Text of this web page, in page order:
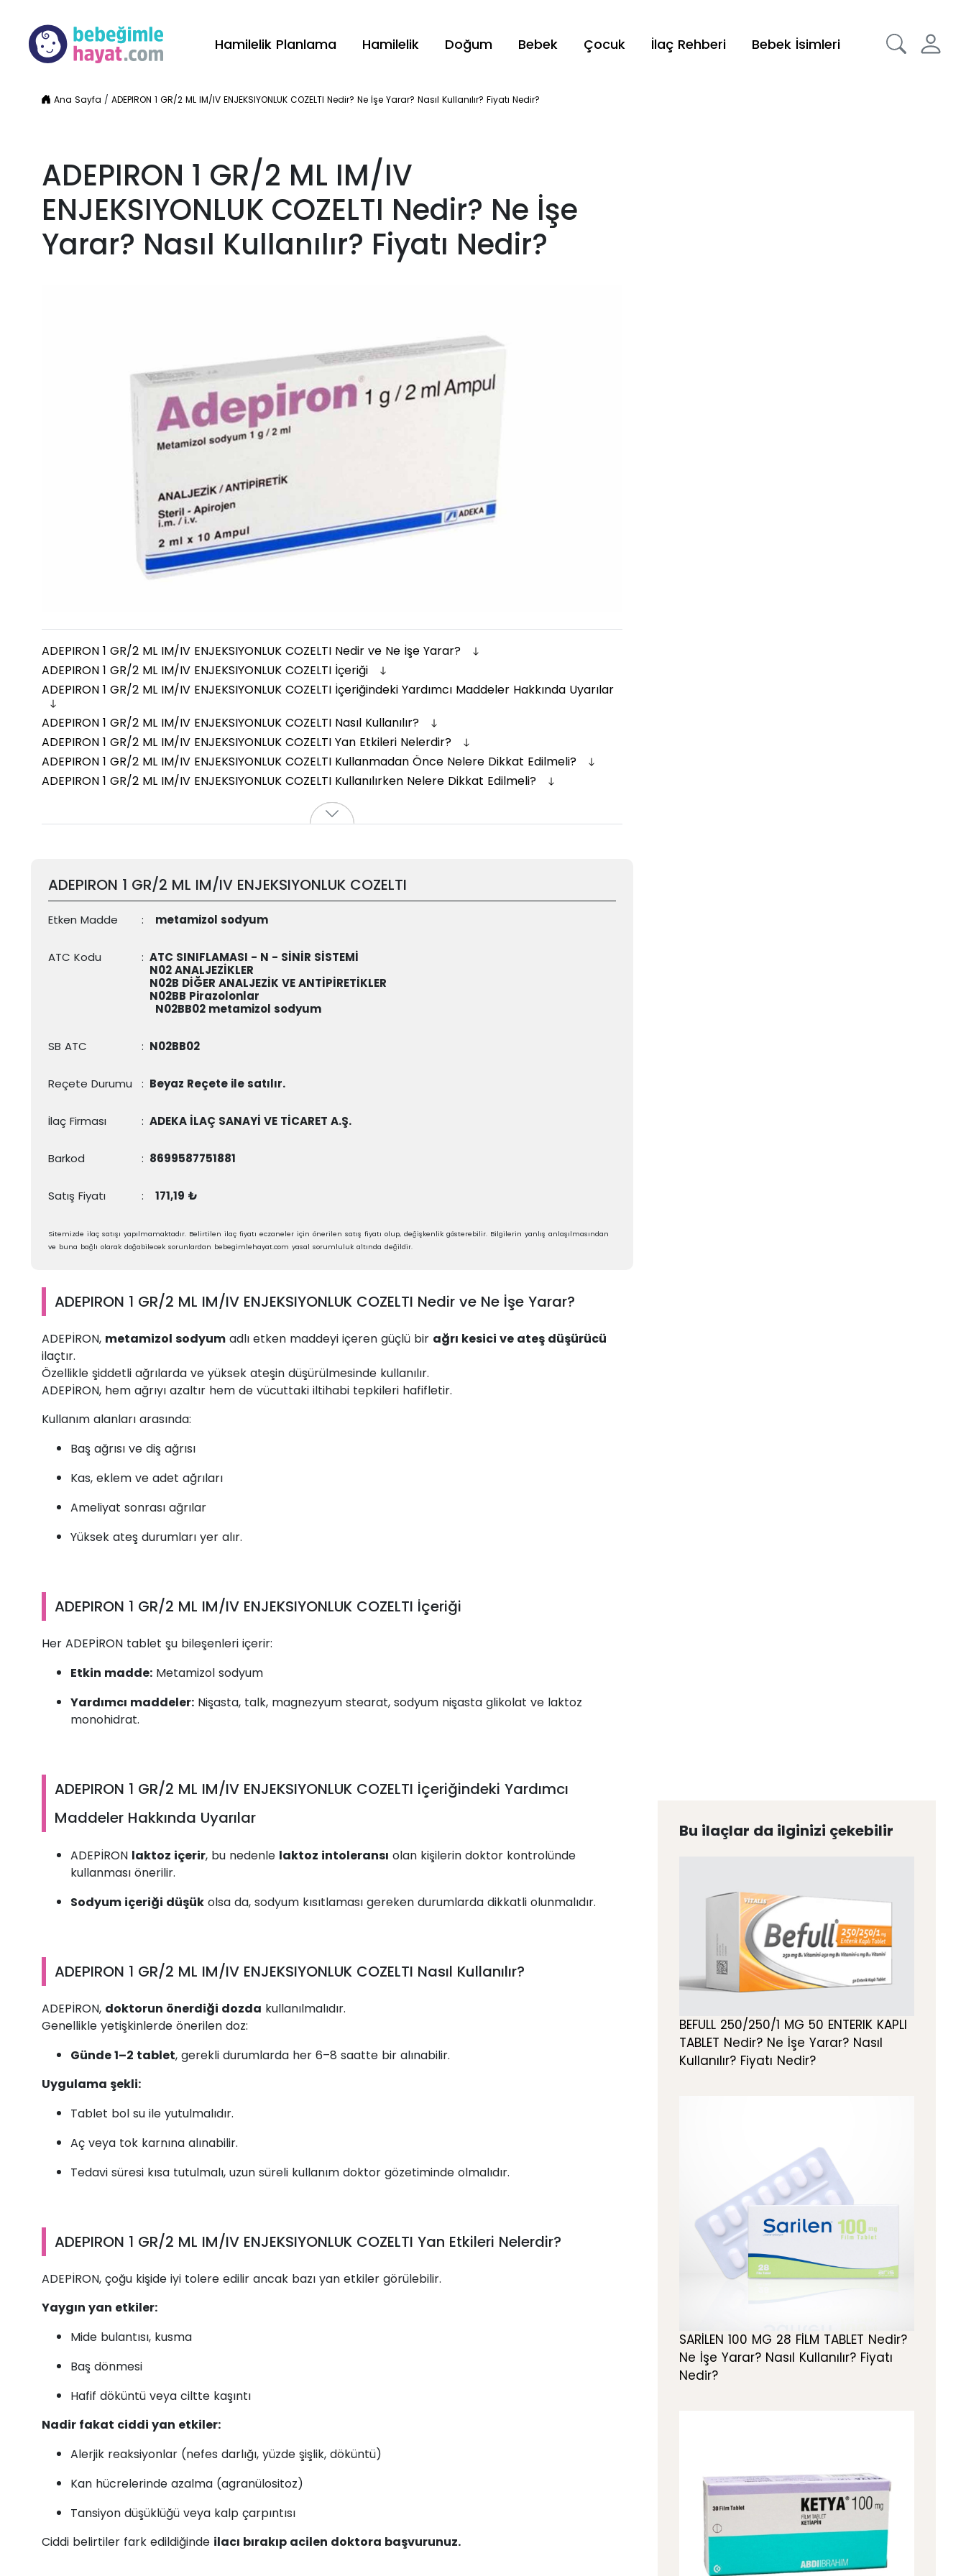
Hamilelik Planlama Hamilelik Doğum Bebek Çocuk İlaç Rehberi Bebek İsimleri
Ana Sayfa /ADEPIRON 1 GR/2 ML IM/IV ENJEKSIYONLUK COZELTI Nedir? Ne İşe Yarar? Nasıl Kullanılır? Fiyatı Nedir?
ADEPIRON 1 GR/2 ML IM/IV
ENJEKSIYONLUK COZELTI Nedir? Ne İşe
Yarar? Nasıl Kullanılır? Fiyatı Nedir?
ADEPIRON 1 GR/2 ML IM/IV ENJEKSIYONLUK COZELTI Nedir ve Ne İşe Yarar?
ADEPIRON 1 GR/2 ML IM/IV ENJEKSIYONLUK COZELTI İçeriği
ADEPIRON 1 GR/2 ML IM/IV ENJEKSIYONLUK COZELTI İçeriğindeki Yardımcı Maddeler Hakkında Uyarılar
ADEPIRON 1 GR/2 ML IM/IV ENJEKSIYONLUK COZELTI Nasıl Kullanılır?
ADEPIRON 1 GR/2 ML IM/IV ENJEKSIYONLUK COZELTI Yan Etkileri Nelerdir?
ADEPIRON 1 GR/2 ML IM/IV ENJEKSIYONLUK COZELTI Kullanmadan Önce Nelere Dikkat Edilmeli?
ADEPIRON 1 GR/2 ML IM/IV ENJEKSIYONLUK COZELTI Kullanılırken Nelere Dikkat Edilmeli?
ADEPIRON 1 GR/2 ML IM/IV ENJEKSIYONLUK COZELTI
Etken Madde : metamizol sodyum
ATC Kodu : ATC SINIFLAMASI - N - SİNİR SİSTEMİ
N02 ANALJEZİKLER
N02B DİĞER ANALJEZİK VE ANTİPİRETİKLER
N02BB Pirazolonlar
N02BB02 metamizol sodyum
SB ATC : N02BB02
Reçete Durumu : Beyaz Reçete ile satılır.
İlaç Firması : ADEKA İLAÇ SANAYİ VE TİCARET A.Ş.
Barkod : 8699587751881
Satış Fiyatı : 171,19 ₺
Sitemizde ilaç satışı yapılmamaktadır. Belirtilen ilaç fiyatı eczaneler için önerilen satış fiyatı olup, değişkenlik gösterebilir. Bilgilerin yanlış anlaşılmasından
ve buna bağlı olarak doğabilecek sorunlardan bebegimlehayat.com yasal sorumluluk altında değildir.
ADEPIRON 1 GR/2 ML IM/IV ENJEKSIYONLUK COZELTI Nedir ve Ne İşe Yarar?
ADEPİRON, metamizol sodyum adlı etken maddeyi içeren güçlü bir ağrı kesici ve ateş düşürücü
ilaçtır.
Özellikle şiddetli ağrılarda ve yüksek ateşin düşürülmesinde kullanılır.
ADEPİRON, hem ağrıyı azaltır hem de vücuttaki iltihabi tepkileri hafifletir.
Kullanım alanları arasında:
Baş ağrısı ve diş ağrısı
Kas, eklem ve adet ağrıları
Ameliyat sonrası ağrılar
Yüksek ateş durumları yer alır.
ADEPIRON 1 GR/2 ML IM/IV ENJEKSIYONLUK COZELTI İçeriği
Her ADEPİRON tablet şu bileşenleri içerir:
Etkin madde: Metamizol sodyum
Yardımcı maddeler: Nişasta, talk, magnezyum stearat, sodyum nişasta glikolat ve laktoz
monohidrat.
ADEPIRON 1 GR/2 ML IM/IV ENJEKSIYONLUK COZELTI İçeriğindeki Yardımcı
Maddeler Hakkında Uyarılar
ADEPİRON laktoz içerir, bu nedenle laktoz intoleransı olan kişilerin doktor kontrolünde
kullanması önerilir.
Sodyum içeriği düşük olsa da, sodyum kısıtlaması gereken durumlarda dikkatli olunmalıdır.
ADEPIRON 1 GR/2 ML IM/IV ENJEKSIYONLUK COZELTI Nasıl Kullanılır?
ADEPİRON, doktorun önerdiği dozda kullanılmalıdır.
Genellikle yetişkinlerde önerilen doz:
Günde 1–2 tablet, gerekli durumlarda her 6–8 saatte bir alınabilir.
Uygulama şekli:
Tablet bol su ile yutulmalıdır.
Aç veya tok karnına alınabilir.
Tedavi süresi kısa tutulmalı, uzun süreli kullanım doktor gözetiminde olmalıdır.
ADEPIRON 1 GR/2 ML IM/IV ENJEKSIYONLUK COZELTI Yan Etkileri Nelerdir?
ADEPİRON, çoğu kişide iyi tolere edilir ancak bazı yan etkiler görülebilir.
Yaygın yan etkiler:
Mide bulantısı, kusma
Baş dönmesi
Hafif döküntü veya ciltte kaşıntı
Nadir fakat ciddi yan etkiler:
Alerjik reaksiyonlar (nefes darlığı, yüzde şişlik, döküntü)
Kan hücrelerinde azalma (agranülositoz)
Tansiyon düşüklüğü veya kalp çarpıntısı
Ciddi belirtiler fark edildiğinde ilacı bırakıp acilen doktora başvurunuz.
Bu ilaçlar da ilginizi çekebilir
BEFULL 250/250/1 MG 50 ENTERIK KAPLI
TABLET Nedir? Ne İşe Yarar? Nasıl
Kullanılır? Fiyatı Nedir?
SARİLEN 100 MG 28 FİLM TABLET Nedir?
Ne İşe Yarar? Nasıl Kullanılır? Fiyatı
Nedir?